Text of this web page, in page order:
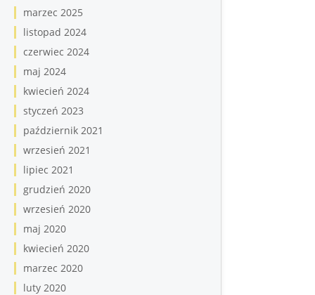
marzec 2025
listopad 2024
czerwiec 2024
maj 2024
kwiecień 2024
styczeń 2023
październik 2021
wrzesień 2021
lipiec 2021
grudzień 2020
wrzesień 2020
maj 2020
kwiecień 2020
marzec 2020
luty 2020